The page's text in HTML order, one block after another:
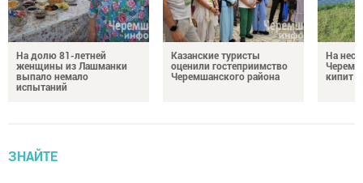
На долю 81-летней
женщины из Лашманки
выпало немало
испытаний
Казанские туристы
оценили гостеприимство
Черемшанского района
На
кипит
ЗНАЙТЕ